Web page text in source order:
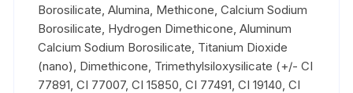
Borosilicate, Alumina, Methicone, Calcium Sodium
Borosilicate, Hydrogen Dimethicone, Aluminum
Calcium Sodium Borosilicate, Titanium Dioxide
(nano), Dimethicone, Trimethylsiloxysilicate (+/- CI
77891, CI 77007, CI 15850, CI 77491, CI 19140, CI